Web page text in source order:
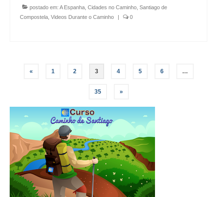
postado em: A Espanha Cidades no Caminho Santiago de
Compostela Videos Durante o Caminho | 0
Paginação
posts
« 1 2 3 4 5 6 …
35 »